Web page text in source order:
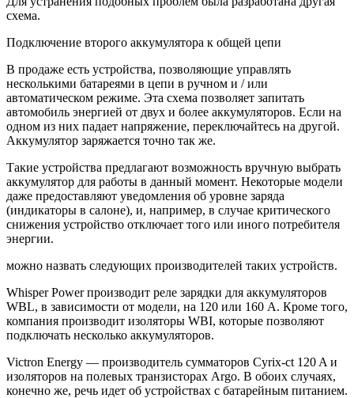
схема.
Подключение второго аккумулятора к общей цепи
В продаже есть устройства, позволяющие управлять
несколькими батареями в цепи в ручном и / или
автоматическом режиме. Эта схема позволяет запитать
автомобиль энергией от двух и более аккумуляторов. Если на
одном из них падает напряжение, переключайтесь на другой.
Аккумулятор заряжается точно так же.
Такие устройства предлагают возможность вручную выбрать
аккумулятор для работы в данный момент. Некоторые модели
даже предоставляют уведомления об уровне заряда
(индикаторы в салоне), и, например, в случае критического
снижения устройство отключает того или иного потребителя
энергии.
можно назвать следующих производителей таких устройств.
Whisper Power производит реле зарядки для аккумуляторов
WBL, в зависимости от модели, на 120 или 160 А. Кроме того,
компания производит изоляторы WBI, которые позволяют
подключать несколько аккумуляторов.
Victron Energy — производитель сумматоров Cyrix-ct 120 A и
изоляторов на полевых транзисторах Argo. В обоих случаях,
конечно же, речь идет об устройствах с батарейным питанием.